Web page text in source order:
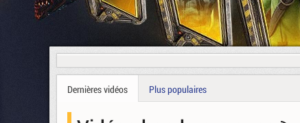
Dernières vidéos Plus populaires